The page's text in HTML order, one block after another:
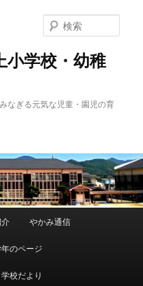
学校・幼稚
ぎる元気な児童・園児の育
索
やかみ通信
のページ
学校だより